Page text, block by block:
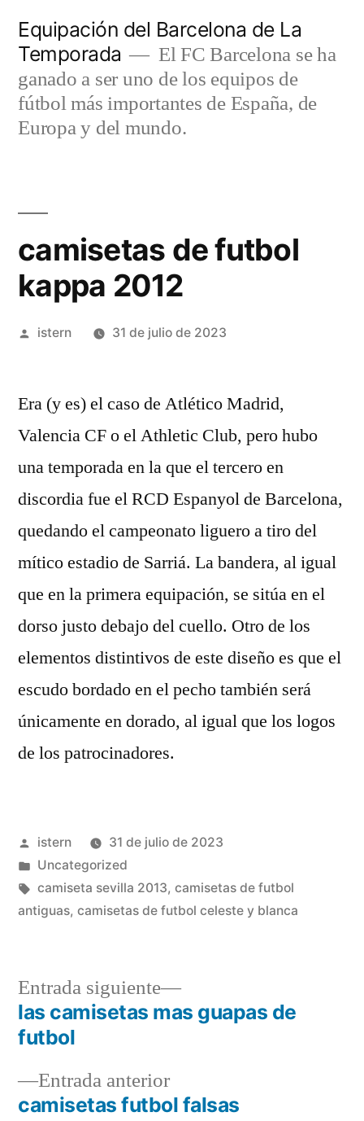
contenido
Equipación del Barcelona de La
Temporada
El FC Barcelona se ha
ganado a ser uno de los equipos de
fútbol más importantes de España, de
Europa y del mundo.
camisetas de futbol
kappa 2012
Publicado
istern 31 de julio de 2023
Era (y es) el caso de Atlético Madrid,
Valencia CF o el Athletic Club, pero hubo
una temporada en la que el tercero en
discordia fue el RCD Espanyol de Barcelona,
quedando el campeonato liguero a tiro del
mítico estadio de Sarriá. La bandera, al igual
que en la primera equipación, se sitúa en el
dorso justo debajo del cuello. Otro de los
elementos distintivos de este diseño es que el
escudo bordado en el pecho también será
únicamente en dorado, al igual que los logos
de los patrocinadores.
Publicado
por
istern
31 de julio de 2023
Publicado
en
Uncategorized
Etiquetas:
camiseta sevilla 2013, camisetas de futbol
antiguas, camisetas de futbol celeste y blanca
Navegación
entradas
Entrada anteriorEntrada
anterior:
camisetas futbol falsas
Entrada siguiente
Entrada
siguiente:
las camisetas mas guapas de
futbol